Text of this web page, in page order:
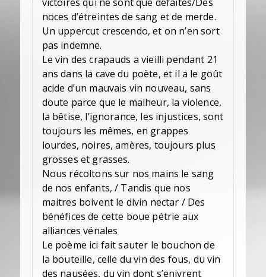
noces d’étreintes de sang et de merde.
Un uppercut crescendo, et on n’en sort
pas indemne.
Le vin des crapauds a vieilli pendant 21
ans dans la cave du poète, et il a le goût
acide d’un mauvais vin nouveau, sans
doute parce que le malheur, la violence,
la bêtise, l’ignorance, les injustices, sont
toujours les mêmes, en grappes
lourdes, noires, amères, toujours plus
grosses et grasses.
Nous récoltons sur nos mains le sang
de nos enfants, / Tandis que nos
maitres boivent le divin nectar / Des
bénéfices de cette boue pétrie aux
alliances vénales
Le poème ici fait sauter le bouchon de
la bouteille, celle du vin des fous, du vin
des nausées, du vin dont s’enivrent